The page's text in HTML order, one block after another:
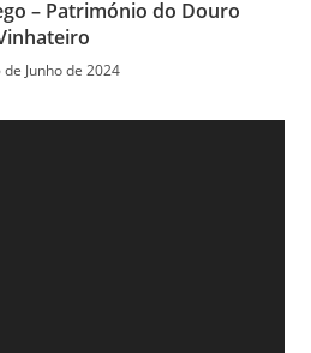
– Património do Douro
de Junho de 2024